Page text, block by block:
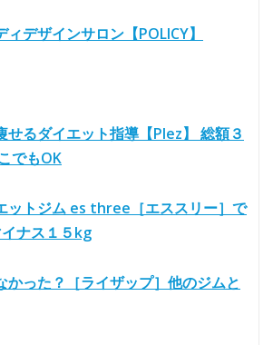
デザインサロン【POLICY】
せるダイエット指導【Plez】 総額３
でもOK
ットジム es three［エススリー］で
ナス１５kg
かった？［ライザップ］他のジムと